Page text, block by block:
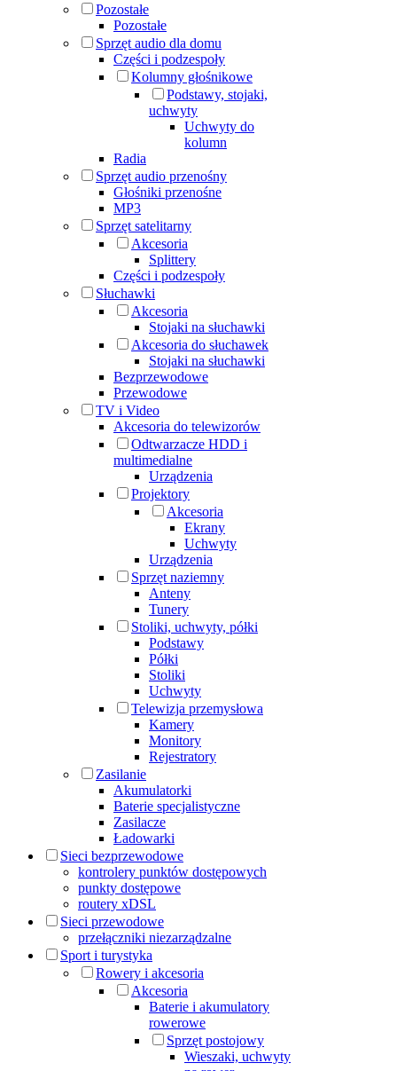
Pozostałe
Pozostałe
Sprzęt audio dla domu
Części i podzespoły
Kolumny głośnikowe
Podstawy, stojaki,
uchwyty
Uchwyty do
kolumn
Radia
Sprzęt audio przenośny
Głośniki przenośne
MP3
Sprzęt satelitarny
Akcesoria
Splittery
Części i podzespoły
Słuchawki
Akcesoria
Stojaki na słuchawki
Akcesoria do słuchawek
Stojaki na słuchawki
Bezprzewodowe
Przewodowe
TV i Video
Akcesoria do telewizorów
Odtwarzacze HDD i
multimedialne
Urządzenia
Projektory
Akcesoria
Ekrany
Uchwyty
Urządzenia
Sprzęt naziemny
Anteny
Tunery
Stoliki, uchwyty, półki
Podstawy
Półki
Stoliki
Uchwyty
Telewizja przemysłowa
Kamery
Monitory
Rejestratory
Zasilanie
Akumulatorki
Baterie specjalistyczne
Zasilacze
Ładowarki
Sieci bezprzewodowe
kontrolery punktów dostępowych
punkty dostępowe
routery xDSL
Sieci przewodowe
przełączniki niezarządzalne
Sport i turystyka
Rowery i akcesoria
Akcesoria
Baterie i akumulatory
rowerowe
Sprzęt postojowy
Wieszaki, uchwyty